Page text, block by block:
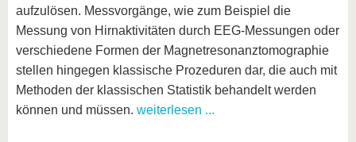
aufzulösen. Messvorgänge, wie zum Beispiel die
Messung von Hirnaktivitäten durch EEG-Messungen oder
verschiedene Formen der Magnetresonanztomographie
stellen hingegen klassische Prozeduren dar, die auch mit
Methoden der klassischen Statistik behandelt werden
können und müssen. weiterlesen ...